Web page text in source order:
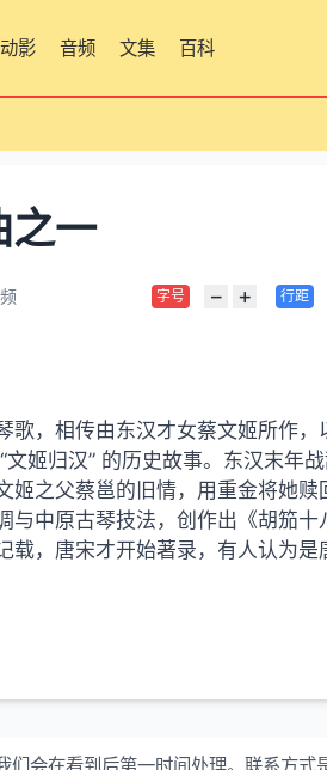
动影 音频 文集 百科
之一
字号 − + 行距
歌，相传由东汉才女蔡文姬所作，
姬归汉” 的历史故事。东汉末年战
姬之父蔡邕的旧情，用重金将她赎
与中原古琴技法，创作出《胡笳十
载，唐宋才开始著录，有人认为是